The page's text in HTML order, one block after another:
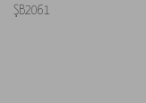
ŞB2061